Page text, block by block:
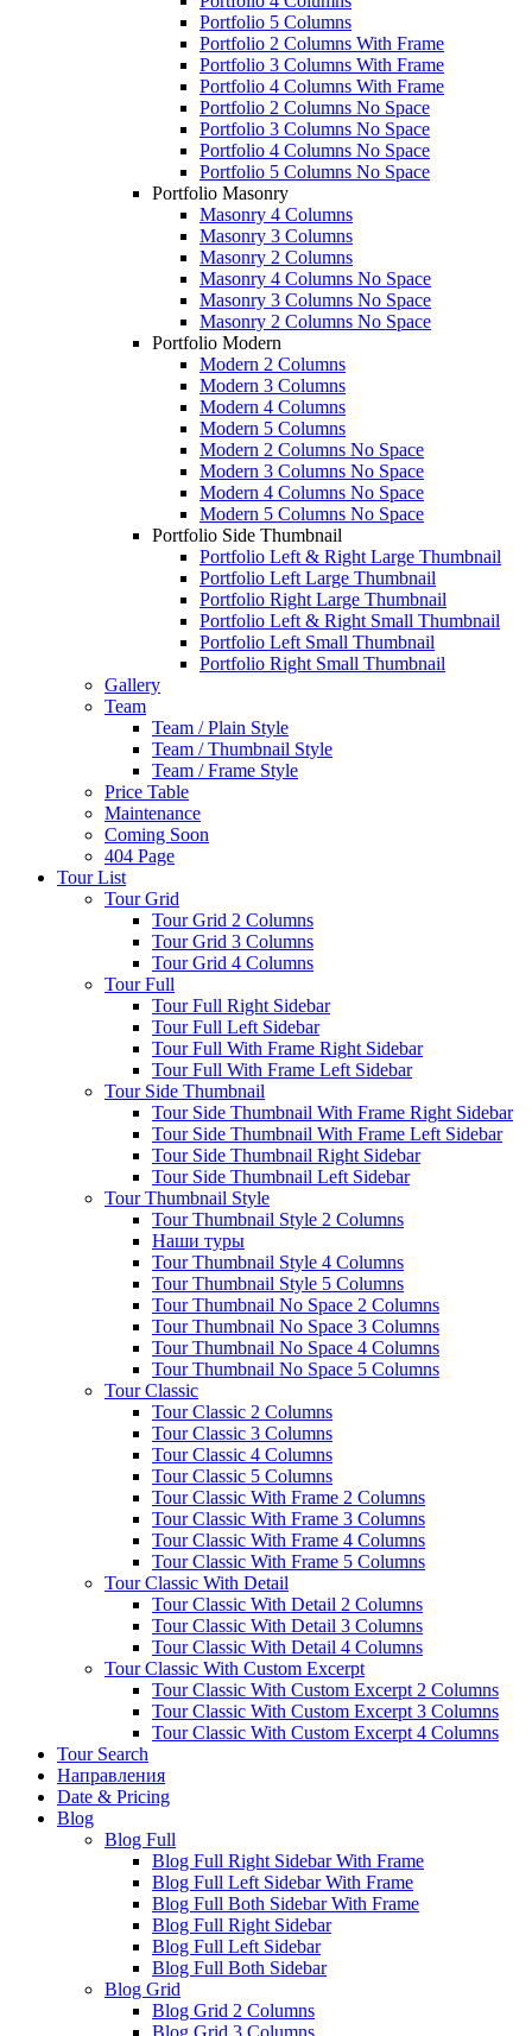
Portfolio 5 Columns
Portfolio 2 Columns With Frame
Portfolio 3 Columns With Frame
Portfolio 4 Columns With Frame
Portfolio 2 Columns No Space
Portfolio 3 Columns No Space
Portfolio 4 Columns No Space
Portfolio 5 Columns No Space
Portfolio Masonry
Masonry 4 Columns
Masonry 3 Columns
Masonry 2 Columns
Masonry 4 Columns No Space
Masonry 3 Columns No Space
Masonry 2 Columns No Space
Portfolio Modern
Modern 2 Columns
Modern 3 Columns
Modern 4 Columns
Modern 5 Columns
Modern 2 Columns No Space
Modern 3 Columns No Space
Modern 4 Columns No Space
Modern 5 Columns No Space
Portfolio Side Thumbnail
Portfolio Left & Right Large Thumbnail
Portfolio Left Large Thumbnail
Portfolio Right Large Thumbnail
Portfolio Left & Right Small Thumbnail
Portfolio Left Small Thumbnail
Portfolio Right Small Thumbnail
Gallery
Team
Team / Plain Style
Team / Thumbnail Style
Team / Frame Style
Price Table
Maintenance
Coming Soon
404 Page
Tour List
Tour Grid
Tour Grid 2 Columns
Tour Grid 3 Columns
Tour Grid 4 Columns
Tour Full
Tour Full Right Sidebar
Tour Full Left Sidebar
Tour Full With Frame Right Sidebar
Tour Full With Frame Left Sidebar
Tour Side Thumbnail
Tour Side Thumbnail With Frame Right Sidebar
Tour Side Thumbnail With Frame Left Sidebar
Tour Side Thumbnail Right Sidebar
Tour Side Thumbnail Left Sidebar
Tour Thumbnail Style
Tour Thumbnail Style 2 Columns
Наши туры
Tour Thumbnail Style 4 Columns
Tour Thumbnail Style 5 Columns
Tour Thumbnail No Space 2 Columns
Tour Thumbnail No Space 3 Columns
Tour Thumbnail No Space 4 Columns
Tour Thumbnail No Space 5 Columns
Tour Classic
Tour Classic 2 Columns
Tour Classic 3 Columns
Tour Classic 4 Columns
Tour Classic 5 Columns
Tour Classic With Frame 2 Columns
Tour Classic With Frame 3 Columns
Tour Classic With Frame 4 Columns
Tour Classic With Frame 5 Columns
Tour Classic With Detail
Tour Classic With Detail 2 Columns
Tour Classic With Detail 3 Columns
Tour Classic With Detail 4 Columns
Tour Classic With Custom Excerpt
Tour Classic With Custom Excerpt 2 Columns
Tour Classic With Custom Excerpt 3 Columns
Tour Classic With Custom Excerpt 4 Columns
Tour Search
Направления
Date & Pricing
Blog
Blog Full
Blog Full Right Sidebar With Frame
Blog Full Left Sidebar With Frame
Blog Full Both Sidebar With Frame
Blog Full Right Sidebar
Blog Full Left Sidebar
Blog Full Both Sidebar
Blog Grid
Blog Grid 2 Columns
Blog Grid 3 Columns